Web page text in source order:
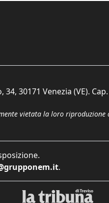
30171 Venezia (VE). Cap.
vietata la loro riproduzione
.